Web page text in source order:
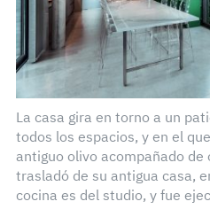
La casa gira en torno a un
todos los espacios, y en el
antiguo olivo acompañado de
trasladó de su antigua casa,
cocina es del studio, y fue